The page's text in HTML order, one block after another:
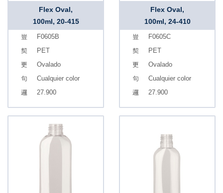
Flex Oval,
100ml, 20-415
F0605B
PET
Ovalado
Cualquier color
27.900
Flex Oval,
100ml, 24-410
F0605C
PET
Ovalado
Cualquier color
27.900